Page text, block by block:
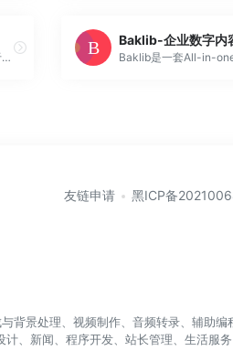
职场办公导航专为职场办公创业者服务。专注于办公资源网站、办公工具、办公系统、问答知识、办公文档、设计素材、网站运营、营销推广等职场办公创业者常用的办公资源。
Baklib-企业数字内
友链申请 黑ICP备
背景处理、视频制作、音频转录、辅助
、新闻、程序开发、站长管理、生活